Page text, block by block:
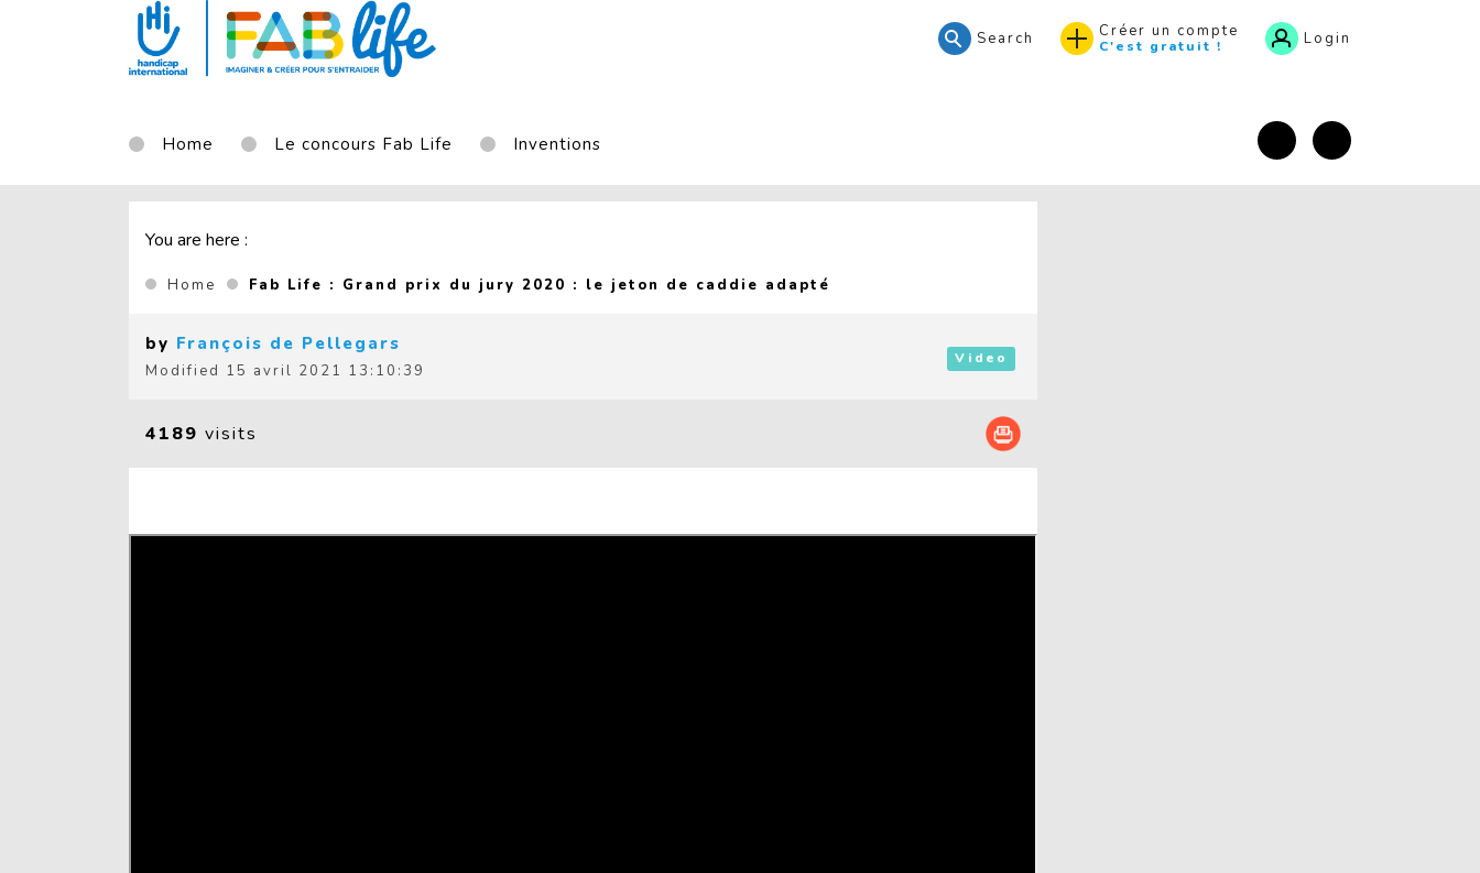
Aller au contenu principal
Search Créer un compte
C'est gratuit ! Login
FacebookInstagram
Home Le concours Fab Life Inventions
You are here :
Home Fab Life : Grand prix du jury 2020 : le jeton de caddie adapté
by François de Pellegars
Modified 15 avril 2021 13:10:39
Video
4189 visits